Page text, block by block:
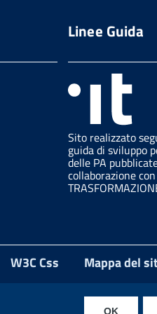
OK
Linee Guida
Sito realizzato
guida di sviluppo
delle PA
collaborazione
W3C Css Mappa del